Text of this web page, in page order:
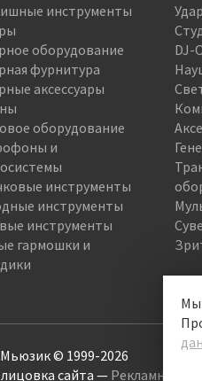
инструменты
оборудование
фурнитура
аксессуары
оборудование
и
инструменты
инструменты
инструменты
гармошки и
DJ-
© 1999-2026
сайта —Рекламный
Мы